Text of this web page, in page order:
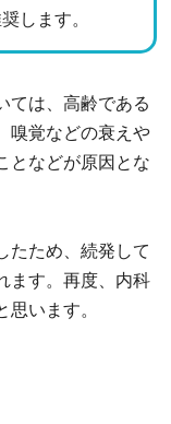
します。
ては、高齢である
嗅覚などの衰えや
となどが原因とな
たため、続発して
ます。再度、内科
います。